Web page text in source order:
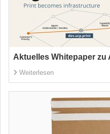
Aktuelles Whitepaper
Weiterlesen